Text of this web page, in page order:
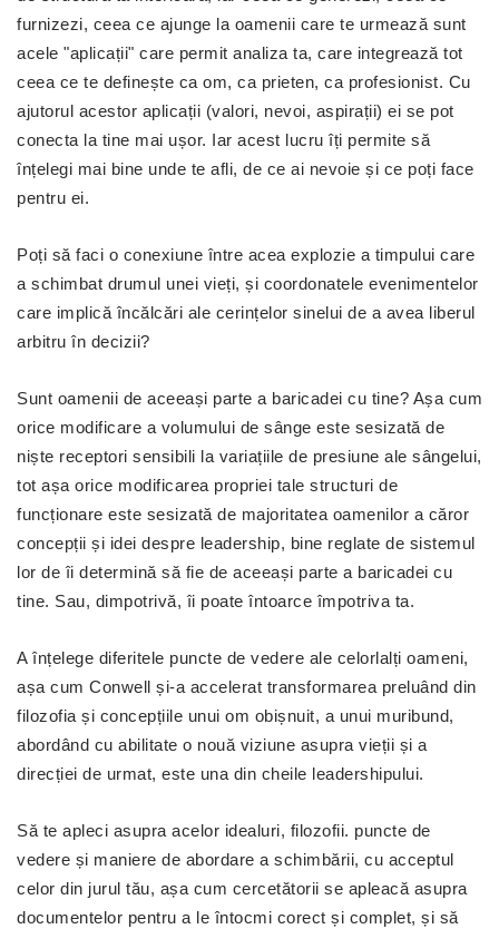
furnizezi, ceea ce ajunge la oamenii care te urmează sunt
acele "aplicații" care permit analiza ta, care integrează tot
ceea ce te definește ca om, ca prieten, ca profesionist. Cu
ajutorul acestor aplicații (valori, nevoi, aspirații) ei se pot
conecta la tine mai ușor. Iar acest lucru îți permite să
înțelegi mai bine unde te afli, de ce ai nevoie și ce poți face
pentru ei.
Poți să faci o conexiune între acea explozie a timpului care
a schimbat drumul unei vieți, și coordonatele evenimentelor
care implică încălcări ale cerințelor sinelui de a avea liberul
arbitru în decizii?
Sunt oamenii de aceeași parte a baricadei cu tine? Așa cum
orice modificare a volumului de sânge este sesizată de
niște receptori sensibili la variațiile de presiune ale sângelui,
tot așa orice modificarea propriei tale structuri de
funcționare este sesizată de majoritatea oamenilor a căror
concepții și idei despre leadership, bine reglate de sistemul
lor de îi determină să fie de aceeași parte a baricadei cu
tine. Sau, dimpotrivă, îi poate întoarce împotriva ta.
A înțelege diferitele puncte de vedere ale celorlalți oameni,
așa cum Conwell și-a accelerat transformarea preluând din
filozofia și concepțiile unui om obișnuit, a unui muribund,
abordând cu abilitate o nouă viziune asupra vieții și a
direcției de urmat, este una din cheile leadershipului.
Să te apleci asupra acelor idealuri, filozofii. puncte de
vedere și maniere de abordare a schimbării, cu acceptul
celor din jurul tău, așa cum cercetătorii se apleacă asupra
documentelor pentru a le întocmi corect și complet, și să